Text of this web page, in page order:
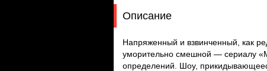
Описание
Напряженный и взвинченный, как
уморительно смешной — сериалу
определений. Шоу,